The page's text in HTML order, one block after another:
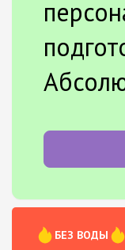
БЕЗ ВОДЫ